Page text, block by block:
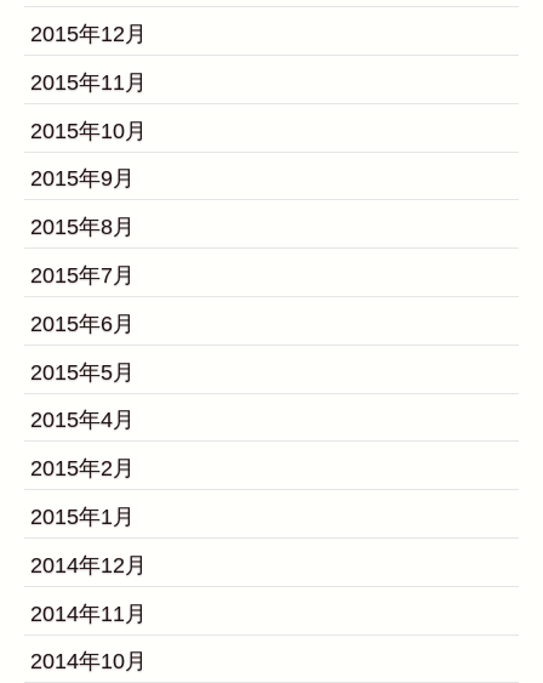
2015年12月
2015年11月
2015年10月
2015年9月
2015年8月
2015年7月
2015年6月
2015年5月
2015年4月
2015年2月
2015年1月
2014年12月
2014年11月
2014年10月